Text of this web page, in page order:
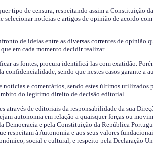
tipo de censura, respeitando assim a Constituição
selecionar notícias e artigos de opinião de acordo
de ideias entre as diversas correntes de opinião
em cada momento decidir realizar.
as fontes, procura identificá-las com exatidão.
confidencialidade, sendo que nestes casos garante a
notícias e comentários, sendo estes últimos utilizados
do legítimo direito de decisão editorial.
através de editoriais da responsabilidade da sua
autonomia em relação a quaisquer forças ou
Democracia e pela Constituição da República
respeitam à Autonomia e aos seus valores
social e cultural, e respeito pela Declaração